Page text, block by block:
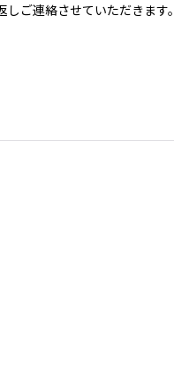
ご連絡させていただきます。